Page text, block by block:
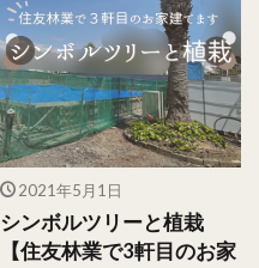
2021年5月1日
シンボルツリーと植栽
【住友林業で3軒目のお家